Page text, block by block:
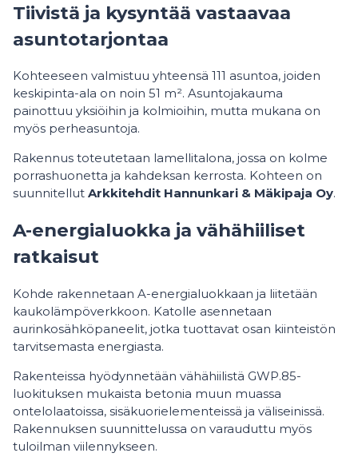
Tiivistä ja kysyntää vastaavaa
asuntotarjontaa
Kohteeseen valmistuu yhteensä 111 asuntoa, joiden
keskipinta-ala on noin 51 m². Asuntojakauma
painottuu yksiöihin ja kolmioihin, mutta mukana on
myös perheasuntoja.
Rakennus toteutetaan lamellitalona, jossa on kolme
porrashuonetta ja kahdeksan kerrosta. Kohteen on
suunnitellut Arkkitehdit Hannunkari & Mäkipaja Oy.
A-energialuokka ja vähähiiliset
ratkaisut
Kohde rakennetaan A-energialuokkaan ja liitetään
kaukolämpöverkkoon. Katolle asennetaan
aurinkosähköpaneelit, jotka tuottavat osan kiinteistön
tarvitsemasta energiasta.
Rakenteissa hyödynnetään vähähiilistä GWP.85-
luokituksen mukaista betonia muun muassa
ontelolaatoissa, sisäkuorielementeissä ja väliseinissä.
Rakennuksen suunnittelussa on varauduttu myös
tuloilman viilennykseen.